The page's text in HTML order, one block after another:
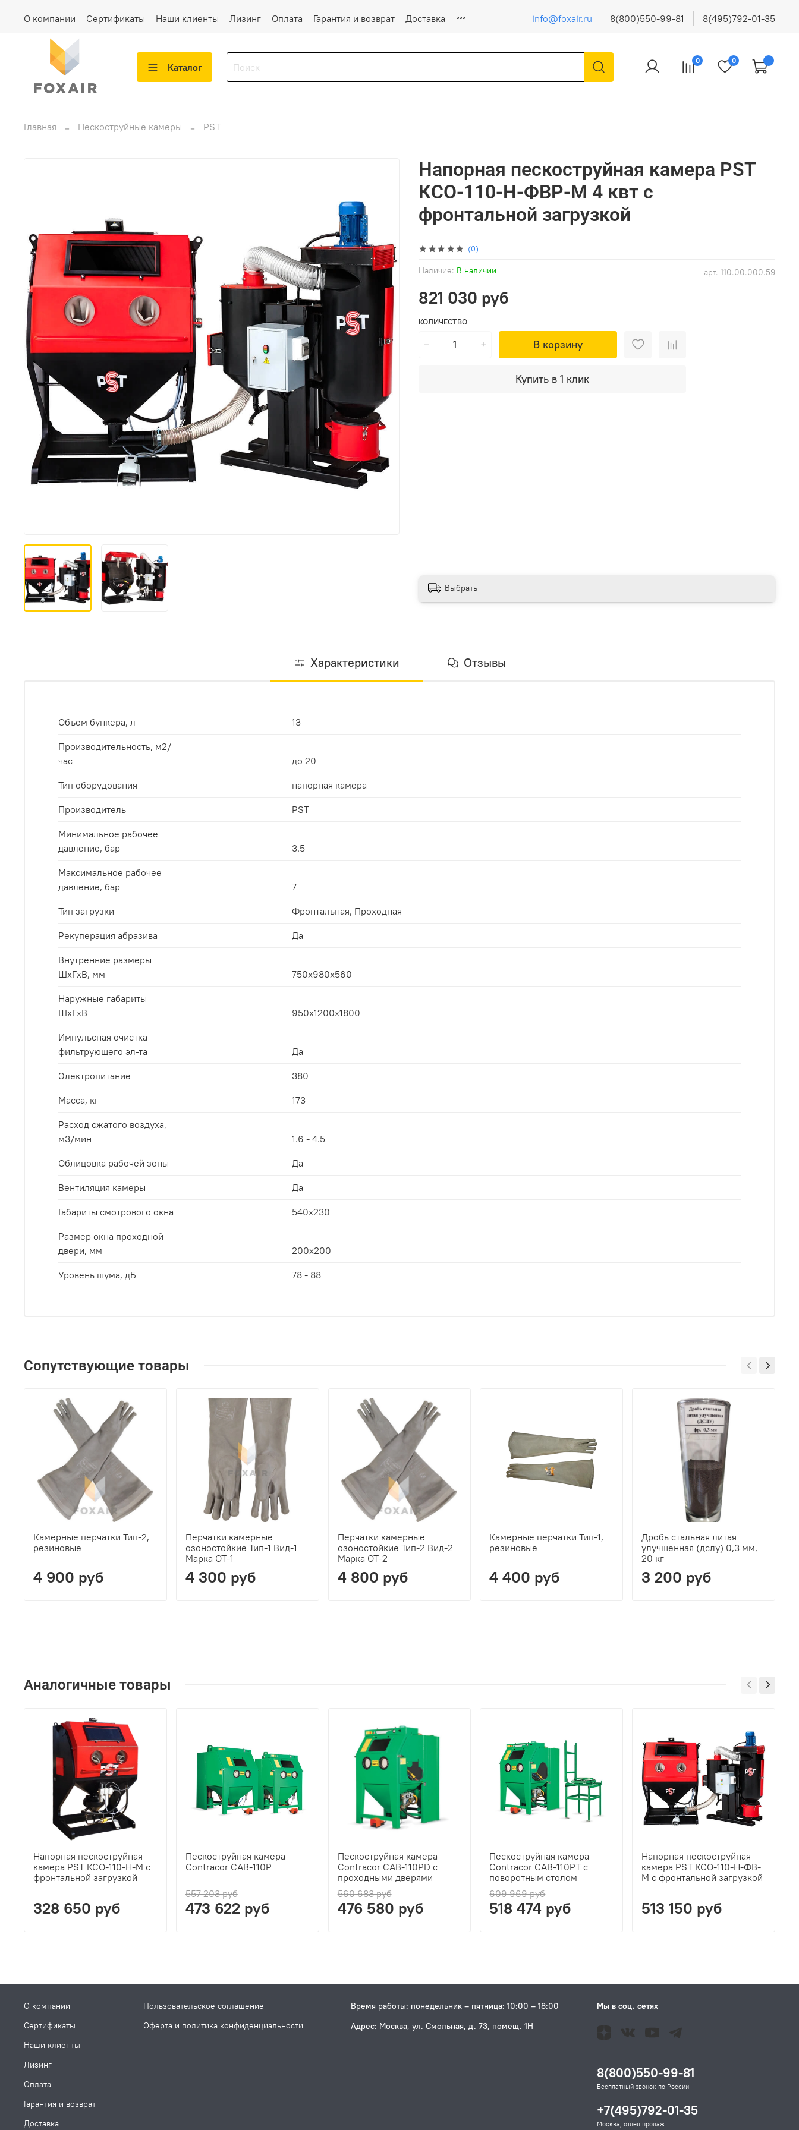
О компании Сертификаты Наши клиенты Лизинг Оплата Гарантия и возврат Доставка info@foxair.ru 8(800)550-99-81 8(495)792-01-35
Каталог
0 0
Главная Пескоструйные камеры PST
(0)
арт. 110.00.000.59
Наличие: В наличии
Напорная пескоструйная камера PST
КСО-110-Н-ФВР-М 4 квт с
фронтальной загрузкой
821 030 руб
КОЛИЧЕСТВО
В корзину
Купить в 1 клик
Выбрать
Характеристики Отзывы
Объем бункера, л 13
Производительноcть, м2/
час
до 20
Тип оборудования напорная камера
Производитель PST
Минимальное рабочее
давление, бар
3.5
Максимальное рабочее
давление, бар
7
Тип загрузки Фронтальная, Проходная
Рекуперация абразива Да
Внутренние размеры
ШхГxВ, мм
750x980x560
Наружные габариты
ШxГxВ
950x1200x1800
Импульсная очистка
фильтрующего эл-та
Да
Электропитание 380
Масса, кг 173
Расход сжатого воздуха,
м3/мин
1.6 - 4.5
Облицовка рабочей зоны Да
Вентиляция камеры Да
Габариты смотрового окна 540x230
Размер окна проходной
двери, мм
200x200
Уровень шума, дБ 78 - 88
Сопутствующие товары
Камерные перчатки Тип-2,
резиновые
4 900 руб
Перчатки камерные
озоностойкие Тип-1 Вид-1
Марка ОТ-1
4 300 руб
Перчатки камерные
озоностойкие Тип-2 Вид-2
Марка ОТ-2
4 800 руб
Камерные перчатки Тип-1,
резиновые
4 400 руб
Дробь стальная литая
улучшенная (дслу) 0,3 мм,
20 кг
3 200 руб
Аналогичные товары
Напорная пескоструйная
камера PST КСО-110-Н-М с
фронтальной загрузкой
328 650 руб
Пескоструйная камера
Contracor CAB-110P
557 203 руб
473 622 руб
Пескоструйная камера
Сontracor CAB-110PD с
проходными дверями
560 683 руб
476 580 руб
Пескоструйная камера
Contracor CAB-110PT с
поворотным столом
609 969 руб
518 474 руб
Напорная пескоструйная
камера PST КСО-110-Н-ФВ-
М с фронтальной загрузкой
513 150 руб
О компании
Сертификаты
Наши клиенты
Лизинг
Оплата
Гарантия и возврат
Доставка
Пользовательское соглашение
Оферта и политика конфиденциальности
Время работы: понедельник – пятница: 10:00 – 18:00
Адрес: Москва, ул. Смольная, д. 73, помещ. 1Н
Мы в соц. сетях
8(800)550-99-81
Бесплатный звонок по России
+7(495)792-01-35
Москва, отдел продаж